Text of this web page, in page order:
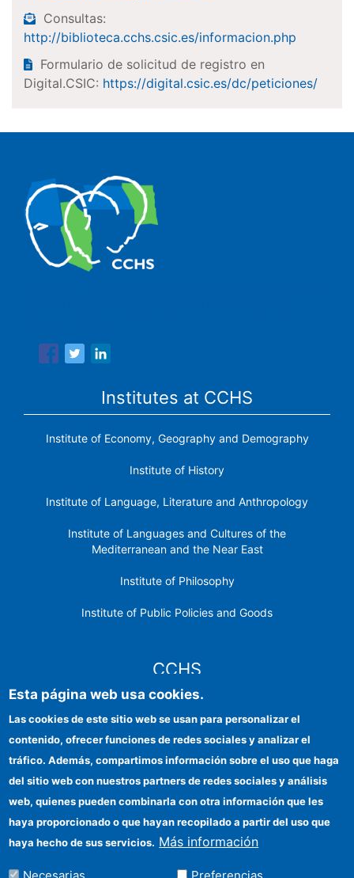
Consultas:
http://biblioteca.cchs.csic.es/informacion.php
Formulario de solicitud de registro en
Digital.CSIC: https://digital.csic.es/dc/peticiones/
Institutes at CCHS
Institute of Economy, Geography and Demography
Institute of History
Institute of Language, Literature and Anthropology
Institute of Languages ​​and Cultures of the
Mediterranean and the Near East
Institute of Philosophy
Institute of Public Policies and Goods
CCHS
Institutional identity
FEDER funds
Funding entities
Contact
Esta página web usa cookies.
Las cookies de este sitio web se usan para personalizar el
contenido, ofrecer funciones de redes sociales y analizar el
tráfico. Además, compartimos información sobre el uso que haga
del sitio web con nuestros partners de redes sociales y análisis
web, quienes pueden combinarla con otra información que les
haya proporcionado o que hayan recopilado a partir del uso que
haya hecho de sus servicios. Más información